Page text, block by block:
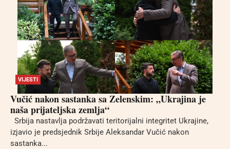
VIJESTI
Vučić nakon sastanka sa Zelenskim: „Ukrajina je
naša prijateljska zemlja“
Srbija nastavlja podržavati teritorijalni integritet Ukrajine,
izjavio je predsjednik Srbije Aleksandar Vučić nakon
sastanka...